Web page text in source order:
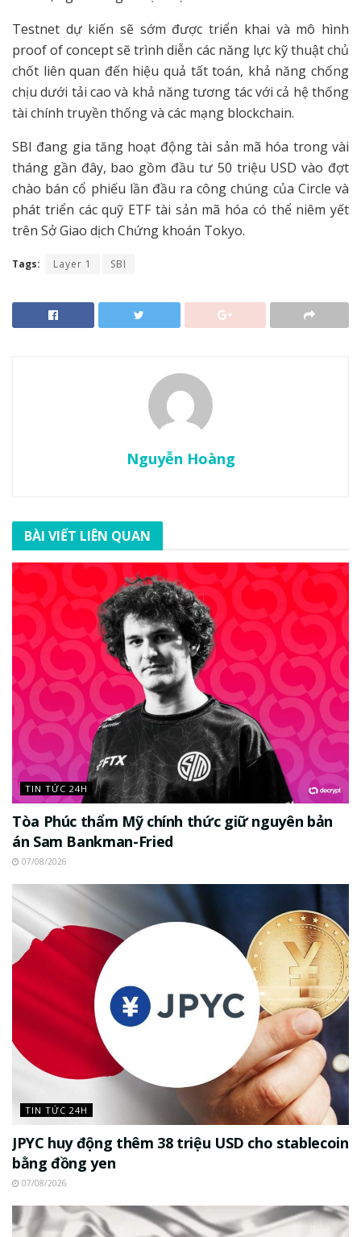
Testnet dự kiến sẽ sớm được triển khai và mô hình
proof of concept sẽ trình diễn các năng lực kỹ thuật chủ
chốt liên quan đến hiệu quả tất toán, khả năng chống
chịu dưới tải cao và khả năng tương tác với cả hệ thống
tài chính truyền thống và các mạng blockchain.
SBI đang gia tăng hoạt động tài sản mã hóa trong vài
tháng gần đây, bao gồm đầu tư 50 triệu USD vào đợt
chào bán cổ phiếu lần đầu ra công chúng của Circle và
phát triển các quỹ ETF tài sản mã hóa có thể niêm yết
trên Sở Giao dịch Chứng khoán Tokyo.
Tags: Layer 1 SBI
Nguyễn Hoàng
BÀI VIẾT LIÊN QUAN
TIN TỨC 24H
Tòa Phúc thẩm Mỹ chính thức giữ nguyên bản
án Sam Bankman-Fried
07/08/2026
TIN TỨC 24H
JPYC huy động thêm 38 triệu USD cho stablecoin
bằng đồng yen
07/08/2026